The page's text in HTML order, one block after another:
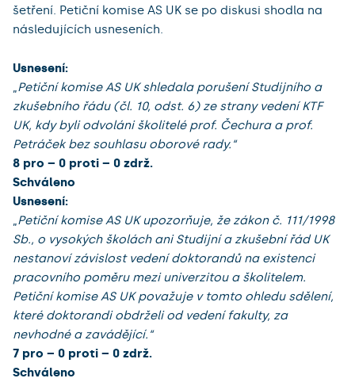
šetření. Petiční komise AS UK se po diskusi shodla na
následujících usneseních.
Usnesení:
„Petiční komise AS UK shledala porušení Studijního a
zkušebního řádu (čl. 10, odst. 6) ze strany vedení KTF
UK, kdy byli odvoláni školitelé prof. Čechura a prof.
Petráček bez souhlasu oborové rady.“
8 pro – 0 proti – 0 zdrž.
Schváleno
Usnesení:
„Petiční komise AS UK upozorňuje, že zákon č. 111/1998
Sb., o vysokých školách ani Studijní a zkušební řád UK
nestanoví závislost vedení doktorandů na existenci
pracovního poměru mezi univerzitou a školitelem.
Petiční komise AS UK považuje v tomto ohledu sdělení,
které doktorandi obdrželi od vedení fakulty, za
nevhodné a zavádějící.“
7 pro – 0 proti – 0 zdrž.
Schváleno